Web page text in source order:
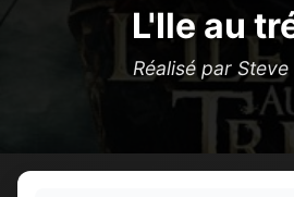
L'Ile au
Réalisé par